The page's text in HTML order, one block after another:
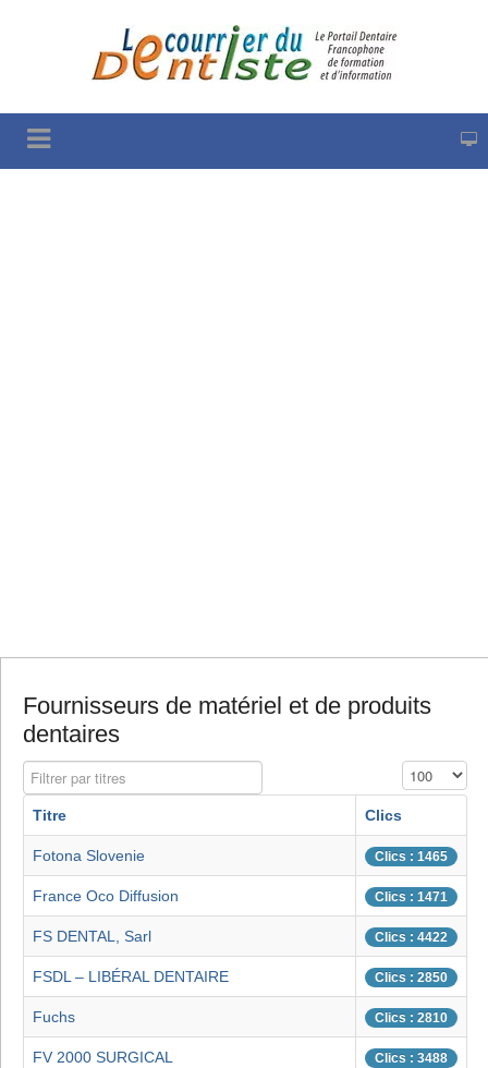
Fournisseurs de matériel et de produits
dentaires
Filtrer par titres Affichage #
Titre Clics
Fotona Slovenie Clics : 1465
France Oco Diffusion Clics : 1471
FS DENTAL, Sarl Clics : 4422
FSDL – LIBÉRAL DENTAIRE Clics : 2850
Fuchs Clics : 2810
FV 2000 SURGICAL Clics : 3488